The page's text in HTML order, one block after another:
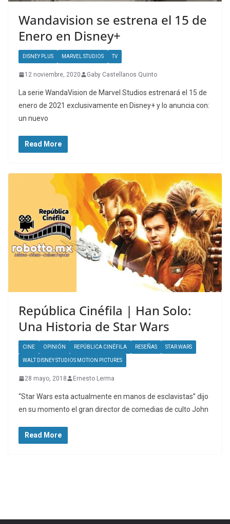
Wandavision se estrena el 15 de
Enero en Disney+
DISNEY PLUS MARVEL STUDIOS TV
12 noviembre, 2020 Gaby Castellanos Quinto
La serie WandaVision de Marvel Studios estrenará el 15 de
enero de 2021 exclusivamente en Disney+ y lo anuncia con:
un nuevo
Read More
República Cinéfila | Han Solo:
Una Historia de Star Wars
CINE OPINIÓN REPÚBLICA CINÉFILA RESEÑAS STAR WARS
WALT DISNEY STUDIOS MOTION PICTURES
28 mayo, 2018 Ernesto Lerma
“Star Wars esta actualmente en manos de esclavistas” dijo
en su momento el gran director de comedias de culto John
Read More